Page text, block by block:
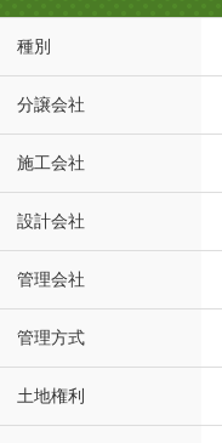
種別
分譲会社
施工会社
設計会社
管理会社
管理方式
土地権利